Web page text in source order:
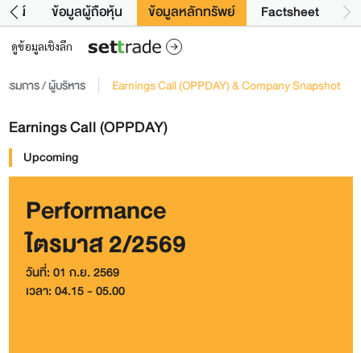
ยชน์ ข้อมูลผู้ถือหุ้น ข้อมูลหลักทรัพย์ Factsheet
ดูข้อมูลเชิงลึก
รมการ / ผู้บริหาร Earnings Call (OPPDAY) & Company Snapshot
Earnings Call (OPPDAY)
Upcoming
Performance
ไตรมาส 2/2569
วันที่: 01 ก.ย. 2569
เวลา: 04.15 - 05.00